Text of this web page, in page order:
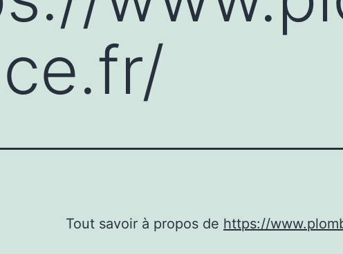
Tout savoir à propos de https://